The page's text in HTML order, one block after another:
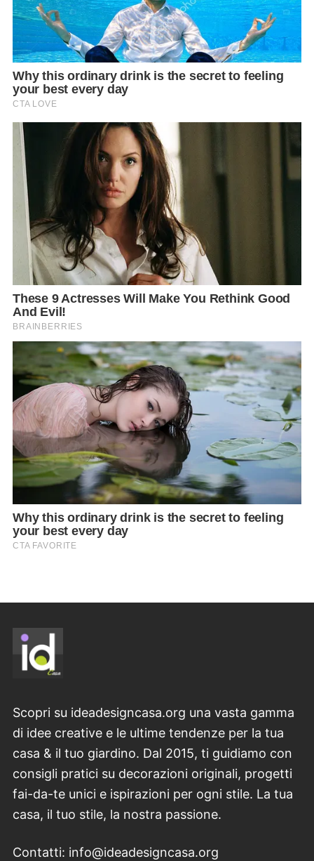
Scopri su ideadesigncasa.org una vasta gamma
di idee creative e le ultime tendenze per la tua
casa & il tuo giardino. Dal 2015, ti guidiamo con
consigli pratici su decorazioni originali, progetti
fai-da-te unici e ispirazioni per ogni stile. La tua
casa, il tuo stile, la nostra passione.
Contatti: info@ideadesigncasa.org